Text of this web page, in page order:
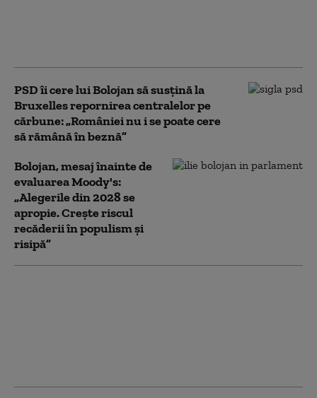
PSD îi cere lui Bolojan să susțină la
Bruxelles repornirea centralelor pe
cărbune: „României nu i se poate cere
să rămână în beznă”
Bolojan, mesaj înainte de
evaluarea Moody's:
„Alegerile din 2028 se
apropie. Crește riscul
recăderii în populism și
risipă”